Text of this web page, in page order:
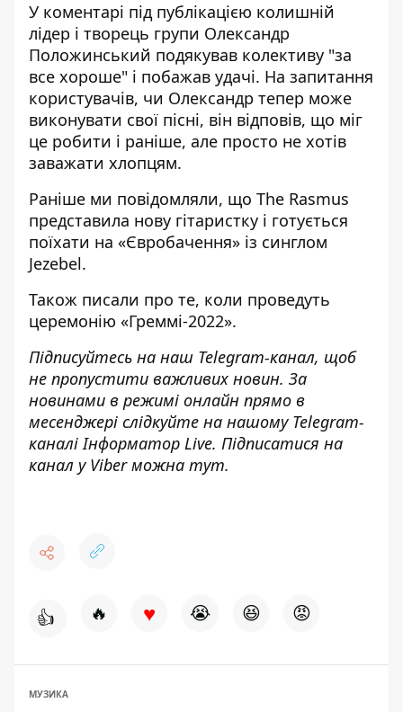
У коментарі під публікацією колишній
лідер і творець групи Олександр
Положинський подякував колективу "за
все хороше" і побажав удачі. На запитання
користувачів, чи Олександр тепер може
виконувати свої пісні, він відповів, що міг
це робити і раніше, але просто не хотів
заважати хлопцям.
Раніше ми повідомляли, що The Rasmus
представила нову гітаристку і готується
поїхати на «Євробачення» із синглом
Jezebel.
Також писали про те, коли проведуть
церемонію «Греммі-2022».
Підписуйтесь на наш Telegram-канал, щоб
не пропустити важливих новин. За
новинами в режимі онлайн прямо в
месенджері слідкуйте на нашому Telegram-
каналіІнформатор Live. Підписатися на
канал у Viber можна тут.
👍 🔥 ♥ 😭 😆 😡
МУЗИКА